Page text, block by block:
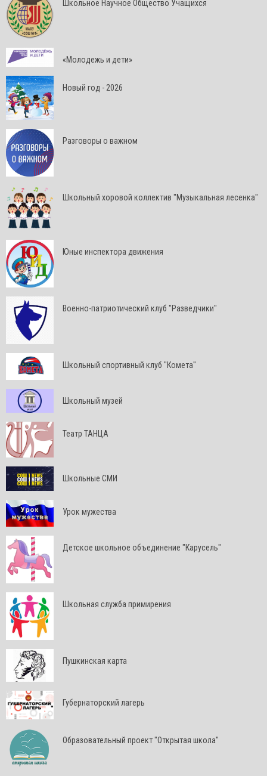
Школьное Научное Общество Учащихся
«Молодежь и дети»
Новый год - 2026
Разговоры о важном
Школьный хоровой коллектив "Музыкальная лесенка"
Юные инспектора движения
Военно-патриотический клуб "Разведчики"
Школьный спортивный клуб "Комета"
Школьный музей
Театр ТАНЦА
Школьные СМИ
Урок мужества
Детское школьное объединение "Карусель"
Школьная служба примирения
Пушкинская карта
Губернаторский лагерь
Образовательный проект "Открытая школа"